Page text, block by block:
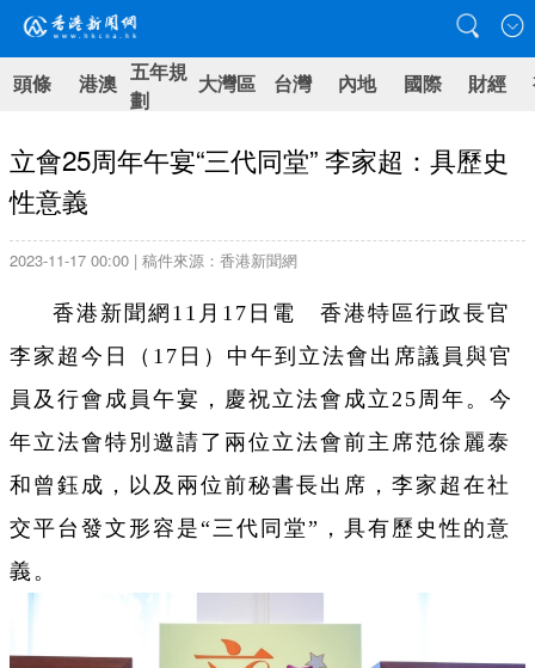
頭條 港澳 五年規
劃
大灣區 台灣 內地 國際 財經
立會25周年午宴“三代同堂” 李家超：具歷史
性意義
2023-11-17 00:00 | 稿件來源：香港新聞網
香港新聞網11月17日電 香港特區行政長官
李家超今日（17日）中午到立法會出席議員與官
員及行會成員午宴，慶祝立法會成立25周年。今
年立法會特別邀請了兩位立法會前主席范徐麗泰
和曾鈺成，以及兩位前秘書長出席，李家超在社
交平台發文形容是“三代同堂”，具有歷史性的意
義。